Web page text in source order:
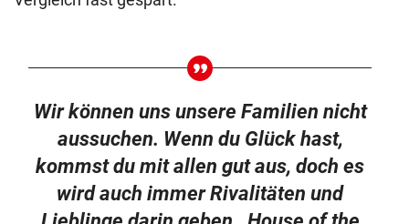
Wir können uns unsere Familien nicht
aussuchen. Wenn du Glück hast,
kommst du mit allen gut aus, doch es
wird auch immer Rivalitäten und